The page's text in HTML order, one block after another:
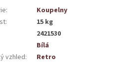
:
Koupelny
:
15 kg
2421530
Bílá
vzhled:
Retro